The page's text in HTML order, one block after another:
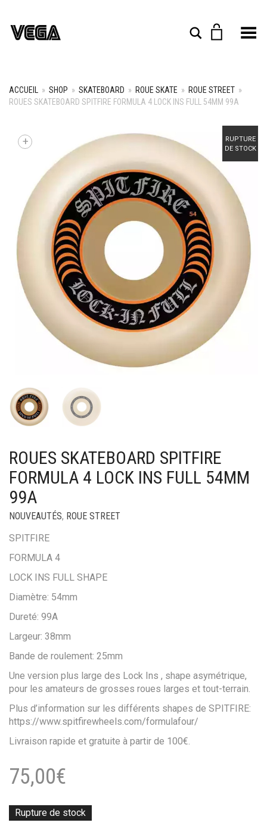
Rechercher
Toggle Menu
ACCUEIL » SHOP » SKATEBOARD » ROUE SKATE » ROUE STREET »
ROUES SKATEBOARD SPITFIRE FORMULA 4 LOCK INS FULL 54MM 99A
RUPTURE
DE STOCK
+
ROUES SKATEBOARD SPITFIRE
FORMULA 4 LOCK INS FULL 54MM
99A
NOUVEAUTÉS, ROUE STREET
SPITFIRE
FORMULA 4
LOCK INS FULL SHAPE
Diamètre: 54mm
Dureté: 99A
Largeur: 38mm
Bande de roulement: 25mm
Une version plus large des Lock Ins , shape asymétrique,
pour les amateurs de grosses roues larges et tout-terrain.
Plus d’information sur les différents shapes de SPITFIRE:
https://www.spitfirewheels.com/formulafour/
Livraison rapide et gratuite à partir de 100€.
75,00€
Rupture de stock